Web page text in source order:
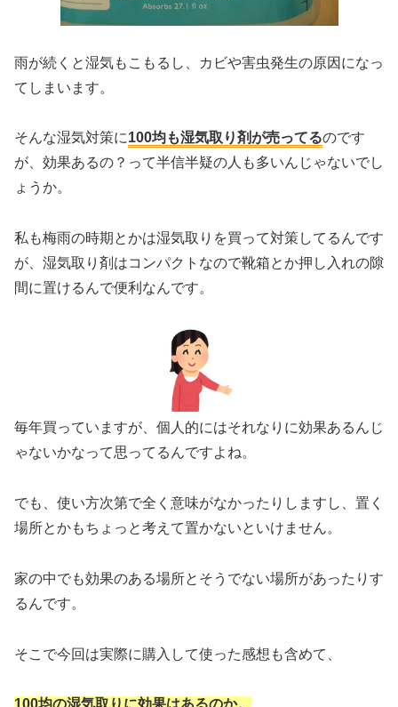
雨が続くと湿気もこもるし、カビや害虫発生の原因になっ
てしまいます。
そんな湿気対策に100均も湿気取り剤が売ってるのです
が、効果あるの？って半信半疑の人も多いんじゃないでし
ょうか。
私も梅雨の時期とかは湿気取りを買って対策してるんです
が、湿気取り剤はコンパクトなので靴箱とか押し入れの隙
間に置けるんで便利なんです。
毎年買っていますが、個人的にはそれなりに効果あるんじ
ゃないかなって思ってるんですよね。
でも、使い方次第で全く意味がなかったりしますし、置く
場所とかもちょっと考えて置かないといけません。
家の中でも効果のある場所とそうでない場所があったりす
るんです。
そこで今回は実際に購入して使った感想も含めて、